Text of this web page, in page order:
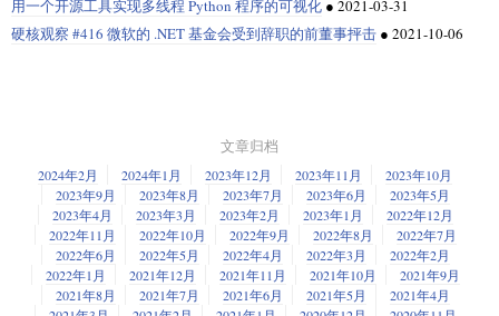
用一个开源工具实现多线程 Python 程序的可视化 ● 2021-03-31
硬核观察 #416 微软的 .NET 基金会受到辞职的前董事抨击 ● 2021-10-06
文章归档
2024年2月 2024年1月 2023年12月 2023年11月
2023年10月
2023年9月
2023年8月 2023年7月 2023年6月
2023年5月
2023年4月
2023年3月 2023年2月 2023年1月
2022年12月
2022年11月
2022年10月 2022年9月 2022年8月
2022年7月
2022年6月
2022年5月 2022年4月 2022年3月
2022年2月
2022年1月
2021年12月 2021年11月 2021年10月
2021年9月
2021年8月
2021年7月 2021年6月 2021年5月
2021年4月